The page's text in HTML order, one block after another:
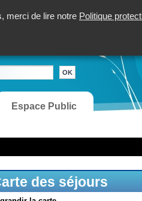
merci de lire notre Politique
Espace Public
des séjours